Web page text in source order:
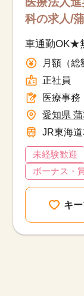
科の求人/
車通勤OK★
月額（総
正社員
医療事務
愛知県
JR東海
未経験歓迎
ボーナス・
キ